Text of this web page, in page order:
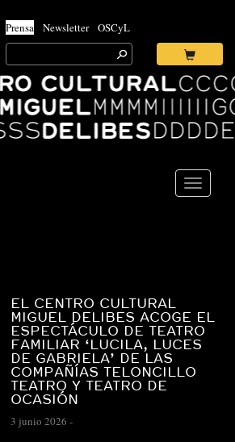
Prensa Newsletter OSCyL
Search
for:
Ok
Toggle
EL CENTRO CULTURAL
MIGUEL DELIBES ACOGE EL
ESPECTÁCULO DE TEATRO
FAMILIAR ‘LUCILA, LUCES
DE GABRIELA’ DE LAS
COMPAÑÍAS TELONCILLO
TEATRO Y TEATRO DE
OCASIÓN
3 junio 2026 -